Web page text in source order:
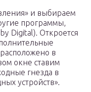
и выбираем
программы,
Digital). Откроется
расположено в
окне ставим
гнезда в
устройств».